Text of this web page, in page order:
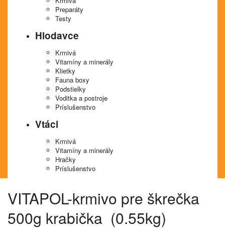
Preparáty
Testy
Hlodavce
Krmivá
Vitamíny a minerály
Klietky
Fauna boxy
Podstielky
Voditka a postroje
Príslušenstvo
Vtáci
Krmivá
Vitamíny a minerály
Hračky
Príslušenstvo
VITAPOL-krmivo pre škrečka
500g krabička (0.55kg)